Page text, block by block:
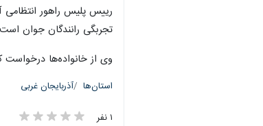
رییس پلیس راهور
تجربگی رانندگان جوان
وی از خانواده‌ها درخواست
استان‌ها آذربایجان غربی
۱ نفر